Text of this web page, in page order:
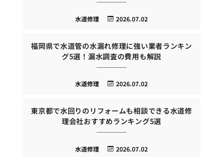
2026.07.02
水道修理
福岡県で水道管の水漏れ修理に強い業者ランキン
グ5選！漏水調査の費用も解説
2026.07.02
水道修理
東京都で水回りのリフォームも相談できる水道修
理会社おすすめランキング5選
2026.07.02
水道修理